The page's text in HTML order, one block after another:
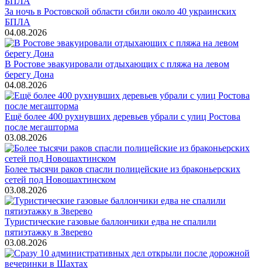
За ночь в Ростовской области сбили около 40 украинских
БПЛА
04.08.2026
В Ростове эвакуировали отдыхающих с пляжа на левом
берегу Дона
04.08.2026
Ещё более 400 рухнувших деревьев убрали с улиц Ростова
после мегашторма
03.08.2026
Более тысячи раков спасли полицейские из браконьерских
сетей под Новошахтинском
03.08.2026
Туристические газовые баллончики едва не спалили
пятиэтажку в Зверево
03.08.2026